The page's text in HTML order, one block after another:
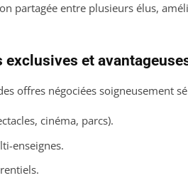
partagée entre plusieurs élus,
exclusives et
offres négociées soigneusement
cinéma, parcs).
enseignes.